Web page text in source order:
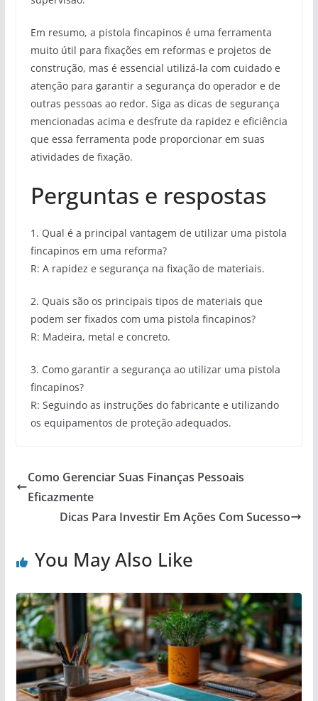
Em resumo, a pistola fincapinos é uma ferramenta
muito útil para fixações em reformas e projetos de
construção, mas é essencial utilizá-la com cuidado e
atenção para garantir a segurança do operador e de
outras pessoas ao redor. Siga as dicas de segurança
mencionadas acima e desfrute da rapidez e eficiência
que essa ferramenta pode proporcionar em suas
atividades de fixação.
Perguntas e respostas
1. Qual é a principal vantagem de utilizar uma pistola
fincapinos em uma reforma?
R: A rapidez e segurança na fixação de materiais.
2. Quais são os principais tipos de materiais que
podem ser fixados com uma pistola fincapinos?
R: Madeira, metal e concreto.
3. Como garantir a segurança ao utilizar uma pistola
fincapinos?
R: Seguindo as instruções do fabricante e utilizando
os equipamentos de proteção adequados.
Como Gerenciar Suas Finanças Pessoais
Eficazmente
Dicas Para Investir Em Ações Com Sucesso
You May Also Like